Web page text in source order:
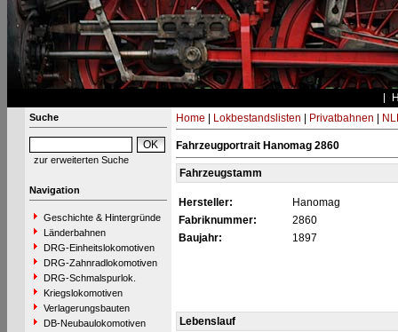
Suche
zur erweiterten Suche
Navigation
Geschichte & Hintergründe
Länderbahnen
DRG-Einheitslokomotiven
DRG-Zahnradlokomotiven
DRG-Schmalspurlok.
Kriegslokomotiven
Verlagerungsbauten
DB-Neubaulokomotiven
Home Lokbestandslisten Privatbahnen
Fahrzeugportrait Hanomag 2860
Fahrzeugstamm
Hersteller:
Hanomag
Fabriknummer:
2860
Baujahr:
1897
Lebenslauf